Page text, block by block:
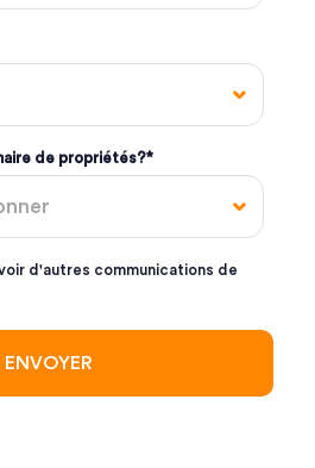
de propriétés?*
d'autres communications de